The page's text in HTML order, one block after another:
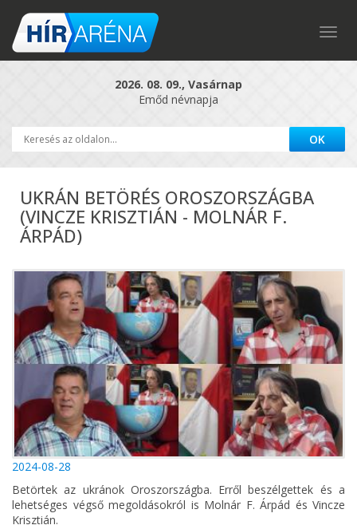
2026. 08. 09., Vasárnap
Emőd névnapja
UKRÁN BETÖRÉS OROSZORSZÁGBA
(VINCZE KRISZTIÁN - MOLNÁR F.
ÁRPÁD)
2024-08-28
Betörtek az ukránok Oroszországba. Erről beszélgettek és a
lehetséges végső megoldásokról is Molnár F. Árpád és Vincze
Krisztián.